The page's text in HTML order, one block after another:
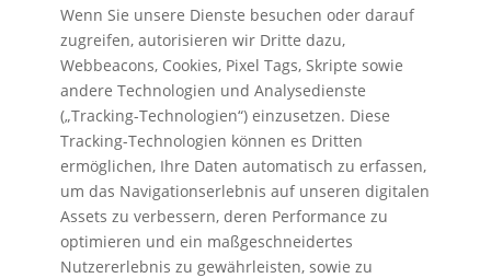
Wenn Sie unsere Dienste besuchen oder darauf
zugreifen, autorisieren wir Dritte dazu,
Webbeacons, Cookies, Pixel Tags, Skripte sowie
andere Technologien und Analysedienste
(„Tracking-Technologien“) einzusetzen. Diese
Tracking-Technologien können es Dritten
ermöglichen, Ihre Daten automatisch zu erfassen,
um das Navigationserlebnis auf unseren digitalen
Assets zu verbessern, deren Performance zu
optimieren und ein maßgeschneidertes
Nutzererlebnis zu gewährleisten, sowie zu